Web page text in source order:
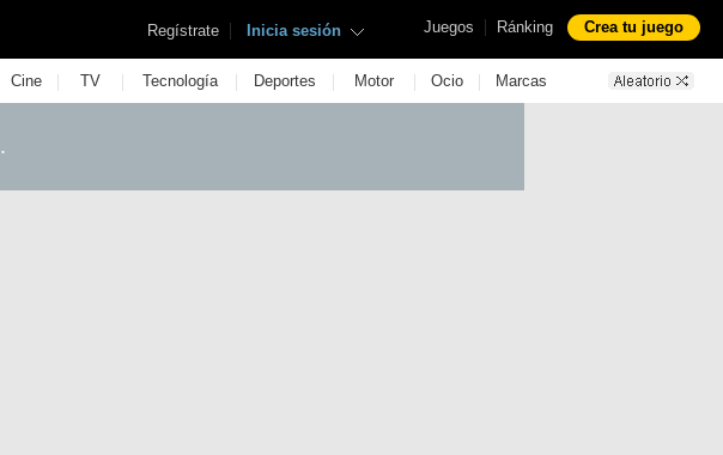
Juegos | Ránking Crea tu juego
Regístrate | Inicia sesión
Cine | TV | Tecnología | Deportes | Motor | Ocio | Marcas
.